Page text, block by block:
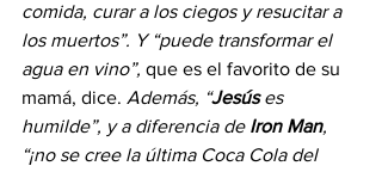
comida, curar a los ciegos y resucitar a
los muertos”. Y “puede transformar el
agua en vino”, que es el favorito de su
mamá, dice. Además, “Jesús es
humilde”, y a diferencia de Iron Man,
“¡no se cree la última Coca Cola del